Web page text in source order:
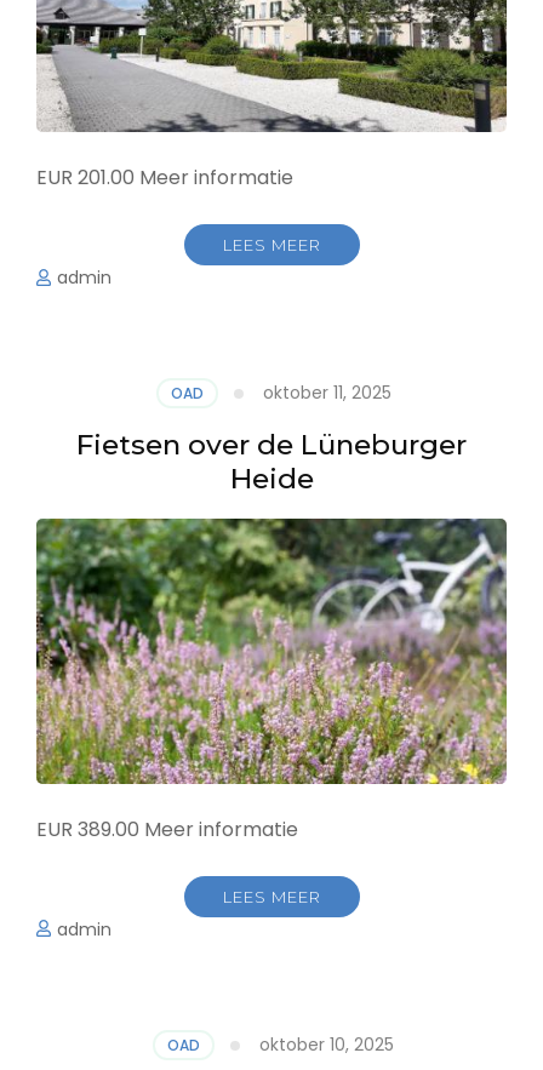
EUR 201.00 Meer informatie
LEES MEER
admin
OAD oktober 11, 2025
Fietsen over de Lüneburger
Heide
EUR 389.00 Meer informatie
LEES MEER
admin
OAD oktober 10, 2025